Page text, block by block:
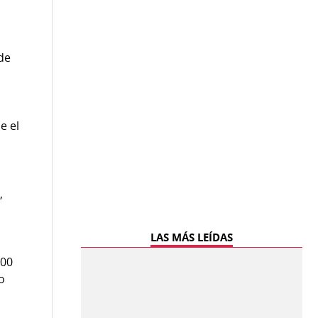
el
LAS MÁS LEÍDAS